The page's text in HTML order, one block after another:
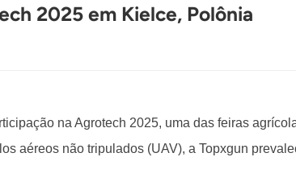
2025 em Kielce, Polônia
na Agrotech 2025, uma das feiras
aéreos não tripulados (UAV), a Topxgun